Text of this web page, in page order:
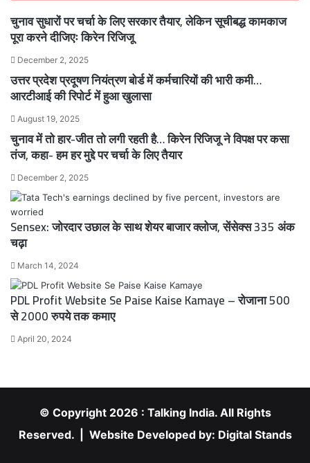
चुनाव सुधारों पर चर्चा के लिए सरकार तैयार, लेकिन सूचीबद्ध कामकाज
पूरा करने दीजिएः किरेन रिजिजू
December 2, 2025
उत्तर प्रदेश प्रदूषण नियंत्रण बोर्ड में कर्मचारियों की भारी कमी…
आरटीआई की रिपोर्ट में हुआ खुलासा
August 19, 2025
चुनाव में तो हार-जीत तो लगी रहती है… किरेन रिजिजू ने विपक्ष पर कसा
तंज, कहा- हम हर मुद्दे पर चर्चा के लिए तैयार
December 2, 2025
Sensex: जोरदार उछाल के साथ शेयर बाजार क्लोज, सेंसेक्स 335 अंक
चढ़ा
March 14, 2024
PDL Profit Website Se Paise Kaise Kamaye – रोजाना 500
से 2000 रुपये तक कमाए
April 20, 2024
© Copyright 2026 : Talking India. All Rights
Reserved. | Website Developed by: Digital Stands